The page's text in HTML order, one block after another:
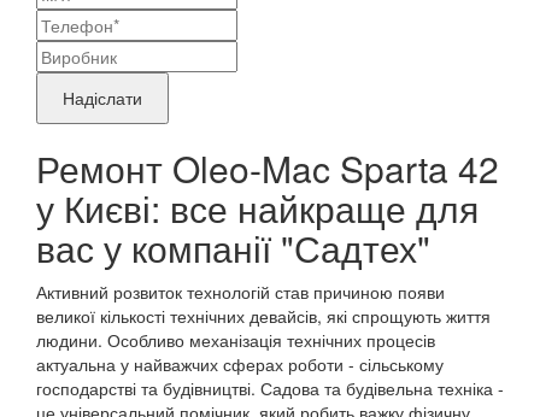
контактні
дані
Назва
бренду
продукту,
що
потребує
ремонту
Надіслати
Ремонт Oleo-Mac Sparta 42
у Києві: все найкраще для
вас у компанії "Садтех"
Активний розвиток технологій став причиною появи
великої кількості технічних девайсів, які спрощують життя
людини. Особливо механізація технічних процесів
актуальна у найважчих сферах роботи - сільському
господарстві та будівництві. Садова та будівельна техніка -
це універсальний помічник, який робить важку фізичну